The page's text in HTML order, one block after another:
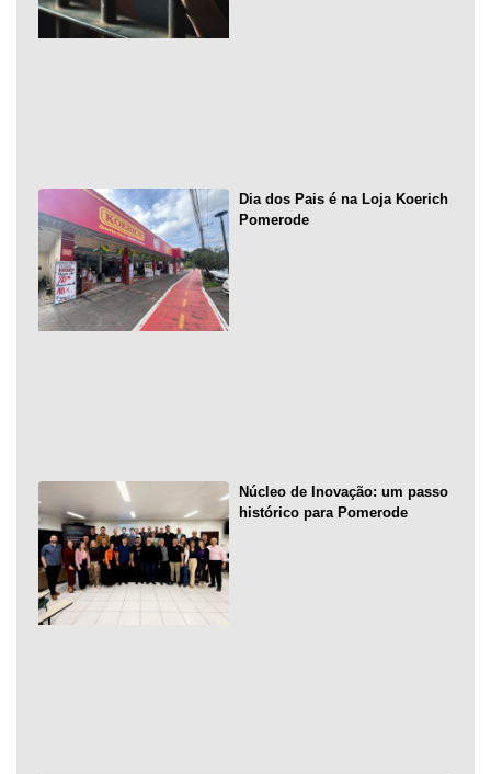
Dia dos Pais é na Loja Koerich
Pomerode
Núcleo de Inovação: um passo
histórico para Pomerode